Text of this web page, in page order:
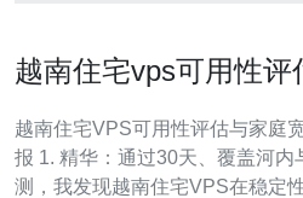
越南住宅vps可用性评
越南住宅VPS可用性评估与家
报 1. 精华：通过30天、覆盖河内与胡志明两地的连续监
测，我发现越南住宅VPS在稳定